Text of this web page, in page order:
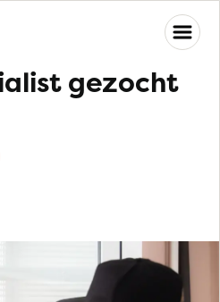
gezocht